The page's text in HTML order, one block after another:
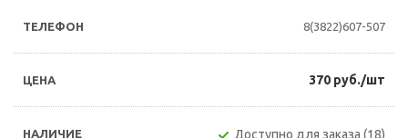
8(3822)607-507
370 руб./шт
Доступно для заказа (18)